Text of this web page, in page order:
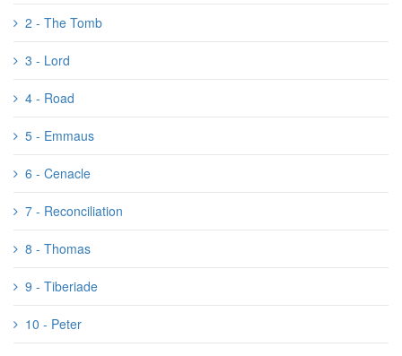
2 - The Tomb
3 - Lord
4 - Road
5 - Emmaus
6 - Cenacle
7 - Reconciliation
8 - Thomas
9 - Tiberiade
10 - Peter